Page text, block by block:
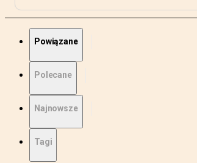
Powiązane
Polecane
Najnowsze
Tagi